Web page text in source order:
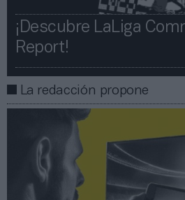
¡Descubre LaLiga
Report!​​
La redacción propone